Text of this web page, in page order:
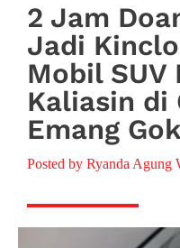
2 Jam
Jadi
Mobil SUV
Kaliasin di
Emang
Posted by Ryanda Agung